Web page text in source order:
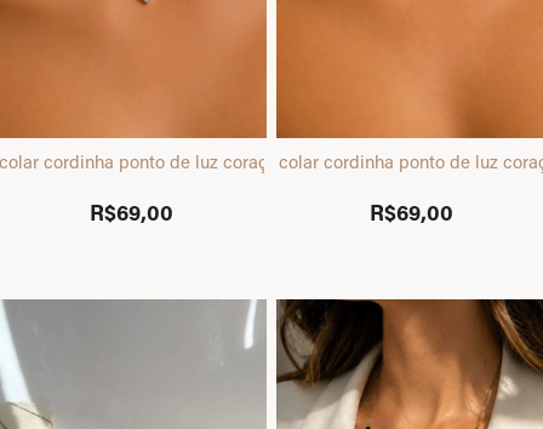
cordinha ponto de luz coração prata
R$69,00
colar cordinha ponto de luz
R$69,00